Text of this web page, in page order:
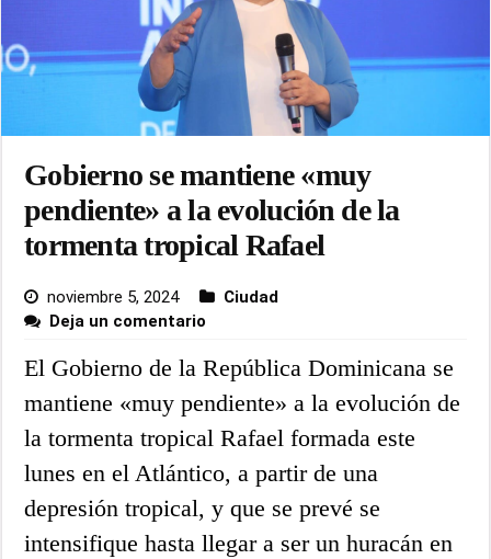
Gobierno se mantiene «muy
pendiente» a la evolución de la
tormenta tropical Rafael
noviembre 5, 2024
Ciudad
Deja un comentario
El Gobierno de la República Dominicana se
mantiene «muy pendiente» a la evolución de
la tormenta tropical Rafael formada este
lunes en el Atlántico, a partir de una
depresión tropical, y que se prevé se
intensifique hasta llegar a ser un huracán en